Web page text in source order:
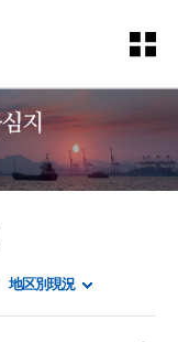
地区別現況